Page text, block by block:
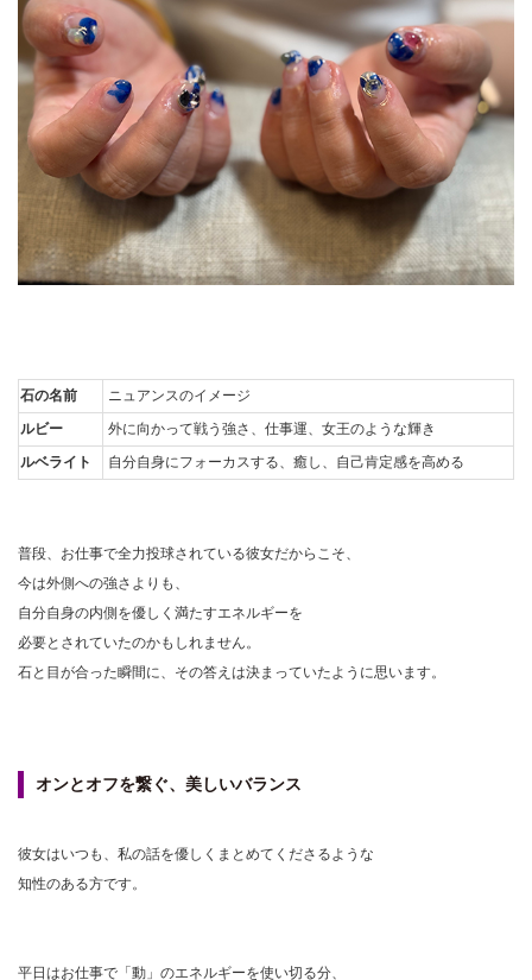
石の名前
ニュアンスのイメージ
ルビー
外に向かって戦う強さ、仕事運、女王のような輝き
ルベライト
自分自身にフォーカスする、癒し、自己肯定感を高める
普段、お仕事で全力投球されている彼女だからこそ、
今は外側への強さよりも、
自分自身の内側を優しく満たすエネルギーを
必要とされていたのかもしれません。
石と目が合った瞬間に、その答えは決まっていたように思います。
オンとオフを繋ぐ、美しいバランス
彼女はいつも、私の話を優しくまとめてくださるような
知性のある方です。
平日はお仕事で「動」のエネルギーを使い切る分、